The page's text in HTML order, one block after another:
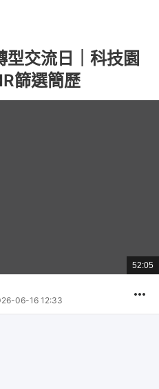
交流日｜科技園
篩選簡歷
總
共
間
52:05
06-16 12:33